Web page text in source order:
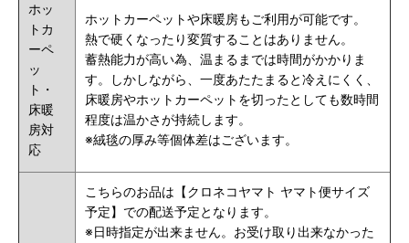
ホッ
トカ
ーペ
ッ
ト・
床暖
房対
応
ホットカーペットや床暖房もご利用が可能です。
熱で硬くなったり変質することはありません。
蓄熱能力が高い為、温まるまでは時間がかかりま
す。しかしながら、一度あたたまると冷えにくく、
床暖房やホットカーペットを切ったとしても数時間
程度は温かさが持続します。
※絨毯の厚み等個体差はございます。
こちらのお品は【クロネコヤマト ヤマト便サイズ
予定】での配送予定となります。
※日時指定が出来ません。お受け取り出来なかった